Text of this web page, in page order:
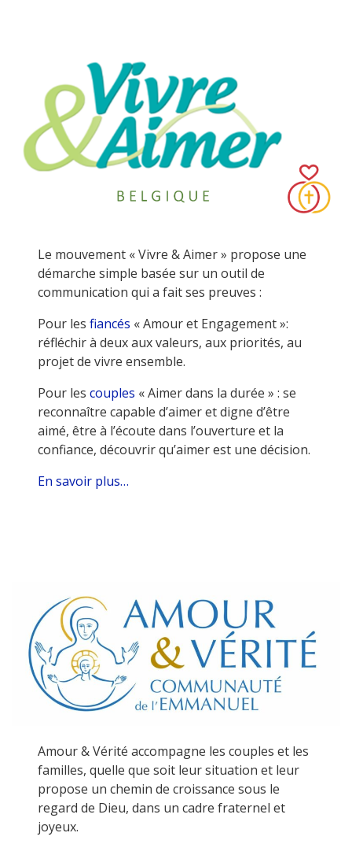
Le mouvement « Vivre & Aimer » propose une
démarche simple basée sur un outil de
communication qui a fait ses preuves :
Pour les fiancés « Amour et Engagement »:
réfléchir à deux aux valeurs, aux priorités, au
projet de vivre ensemble.
Pour lescouples « Aimer dans la durée » : se
reconnaître capable d’aimer et digne d’être
aimé, être à l’écoute dans l’ouverture et la
confiance, découvrir qu’aimer est une décision.
En savoir plus…
Amour & Vérité accompagne les couples et les
familles, quelle que soit leur situationet leur
propose un chemin de croissance sous le
regard de Dieu, dans un cadre fraternel et
joyeux.